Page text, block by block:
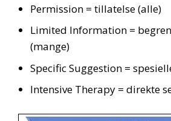
Permission = tillatelse (alle)
Limited Information =
(mange)
Specific Suggestion =
Intensive Therapy = direkte